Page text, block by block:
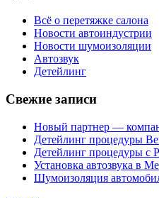
Всё о перетяжке салона
Новости автоиндустрии
Новости шумоизоляции
Автозвук
Детейлинг
Свежие записи
Новый партнер —
Детейлинг процедуры
Детейлинг процедуры с
Установка автозвука в
Шумоизоляция